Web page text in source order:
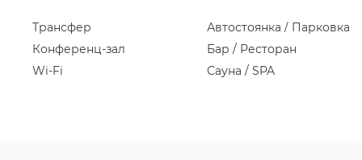
Трансфер
Конференц-зал
Wi-Fi
Автостоянка / Парковка
Бар / Ресторан
Сауна / SPA